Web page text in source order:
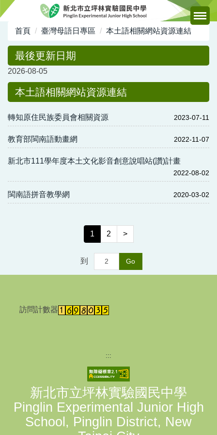
跳
容
首頁 臺灣母語日專區 本土語相關網站資源連結
最後更新日期
2026-08-05
本土語相關網站資源連結
轉知原住民族委員會相關資源 2023-07-11
教育部閩南語動畫網 2022-11-07
新北市111學年度本土文化影音創意說唱站(讚)計畫
2022-08-02
閩南語拼音教學網 2020-03-02
1 2 >
到 Go
訪問計數器
:::
新北市立坪林實驗國民中學
Pinglin Experimental Junior High
School, Pinglin District, New